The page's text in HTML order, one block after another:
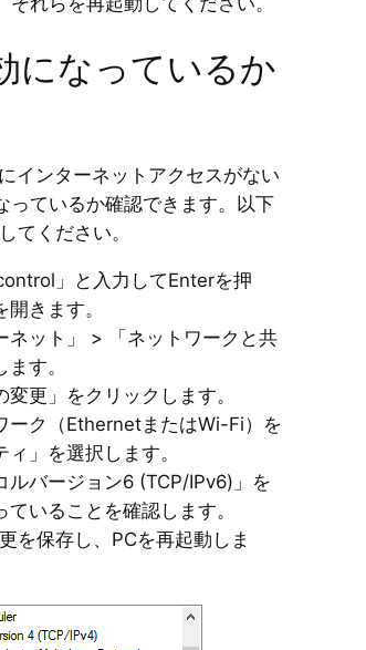
になっているか
インターネットアクセスがない
っているか確認できます。以下
てください。
」と入力してEnterを押
きます。
ネット」 > 「ネットワークと共
す。
更」をクリックします。
ーク（EthernetまたはWi-Fi）を
」を選択します。
ルバージョン6 (TCP/IPv6)」を
いることを確認します。
を保存し、PCを再起動しま